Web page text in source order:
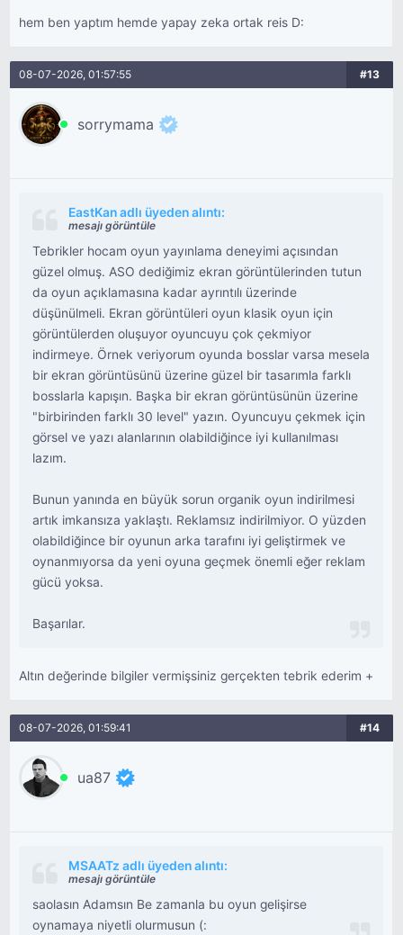
hem ben yaptım hemde yapay zeka ortak reis D:
08-07-2026, 01:57:55 #13
sorrymama
EastKan adlı üyeden alıntı:
mesajı görüntüle
Tebrikler hocam oyun yayınlama deneyimi açısından
güzel olmuş. ASO dediğimiz ekran görüntülerinden tutun
da oyun açıklamasına kadar ayrıntılı üzerinde
düşünülmeli. Ekran görüntüleri oyun klasik oyun için
görüntülerden oluşuyor oyuncuyu çok çekmiyor
indirmeye. Örnek veriyorum oyunda bosslar varsa mesela
bir ekran görüntüsünü üzerine güzel bir tasarımla farklı
bosslarla kapışın. Başka bir ekran görüntüsünün üzerine
"birbirinden farklı 30 level" yazın. Oyuncuyu çekmek için
görsel ve yazı alanlarının olabildiğince iyi kullanılması
lazım.
Bunun yanında en büyük sorun organik oyun indirilmesi
artık imkansıza yaklaştı. Reklamsız indirilmiyor. O yüzden
olabildiğince bir oyunun arka tarafını iyi geliştirmek ve
oynanmıyorsa da yeni oyuna geçmek önemli eğer reklam
gücü yoksa.
Başarılar.
Altın değerinde bilgiler vermişsiniz gerçekten tebrik ederim +
08-07-2026, 01:59:41 #14
ua87
MSAATz adlı üyeden alıntı:
mesajı görüntüle
saolasın Adamsın Be zamanla bu oyun gelişirse
oynamaya niyetli olurmusun (: